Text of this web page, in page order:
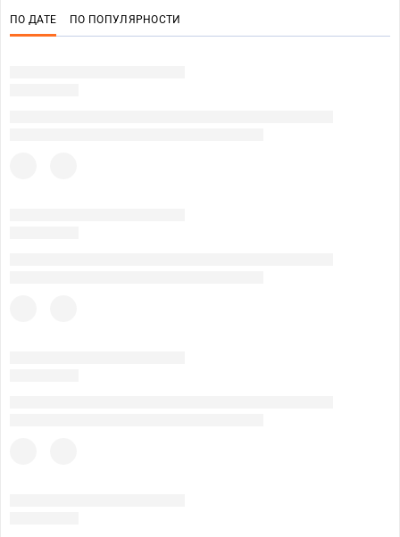
ПО ДАТЕ ПО ПОПУЛЯРНОСТИ